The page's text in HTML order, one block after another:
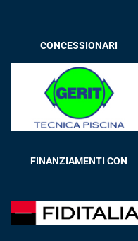
CONCESSIONARI
FINANZIAMENTI CON